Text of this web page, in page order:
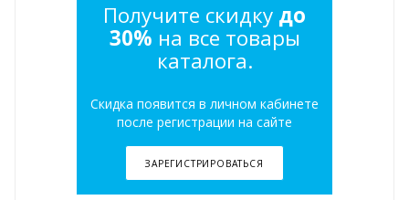
Получите скидку до
30% на все товары
каталога.
Скидка появится в личном кабинете
после регистрации на сайте
ЗАРЕГИСТРИРОВАТЬСЯ